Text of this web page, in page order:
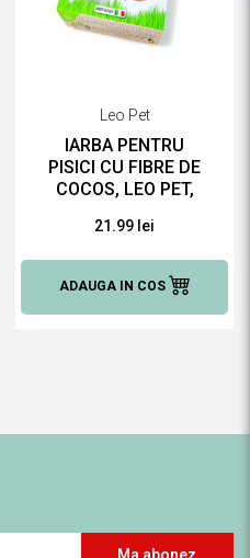
Leo Pet
IARBA PENTRU
PISICI CU FIBRE DE
COCOS, LEO PET,
21.99 lei
ADAUGA IN COS
Ma abonez